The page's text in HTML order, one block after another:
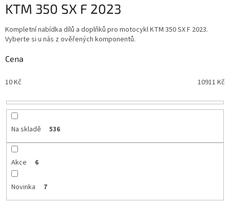
KTM 350 SX F 2023
Kompletní nabídka dílů a doplňků pro motocykl KTM 350 SX F 2023.
Vyberte si u nás z ověřených komponentů.
Cena
10Kč 10911 Kč
Na skladě 536
Akce 6
Novinka 7